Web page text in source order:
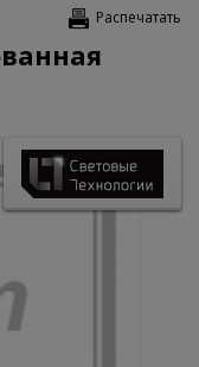
Распечатать